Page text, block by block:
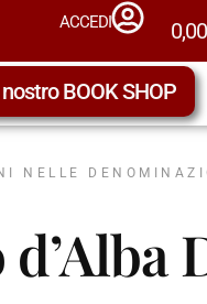
ACCEDI 0,00
BOOK SHOP
NELLE